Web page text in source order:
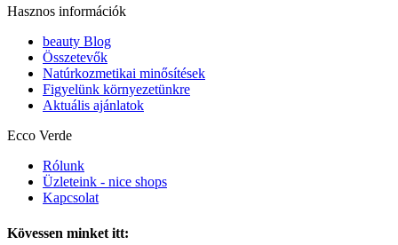
Hasznos információk
beauty Blog
Összetevők
Natúrkozmetikai minősítések
Figyelünk környezetünkre
Aktuális ajánlatok
Ecco Verde
Rólunk
Üzleteink - nice shops
Kapcsolat
Kövessen minket itt: